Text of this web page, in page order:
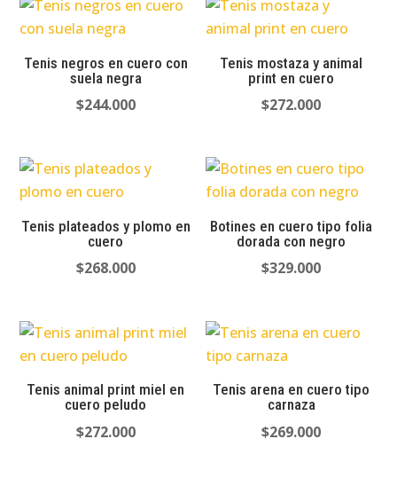
Tenis negros en cuero con
suela negra
$244.000
Tenis mostaza y animal
print en cuero
$272.000
Tenis plateados y plomo en
cuero
$268.000
Botines en cuero tipo folia
dorada con negro
$329.000
Tenis animal print miel en
cuero peludo
$272.000
Tenis arena en cuero tipo
carnaza
$269.000